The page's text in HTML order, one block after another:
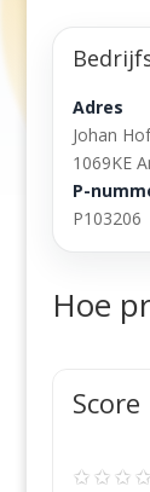
Adres
Johan
1069KE
P-
P103206
Hoe
Score